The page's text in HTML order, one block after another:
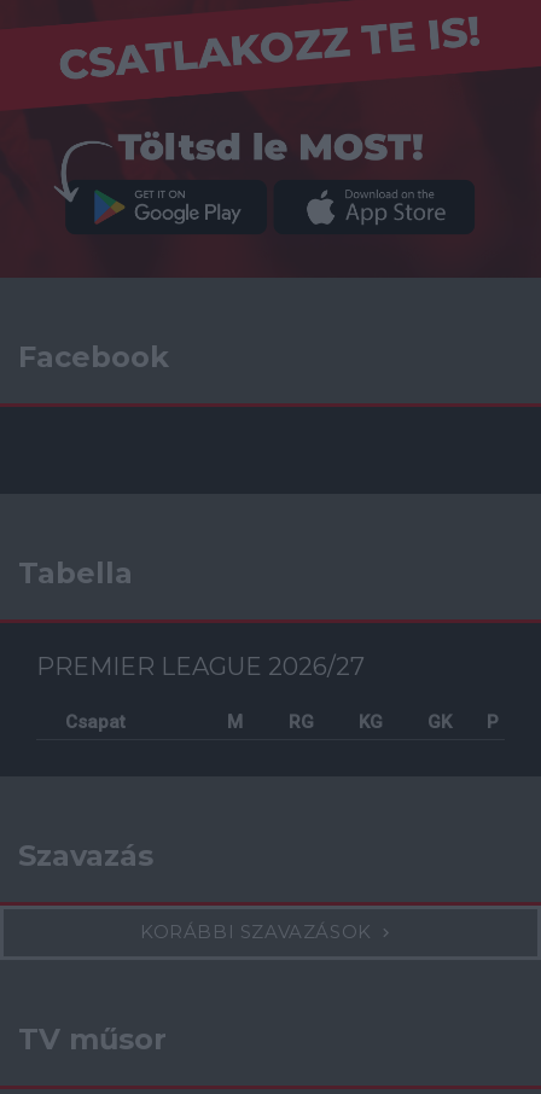
Facebook
Tabella
PREMIER LEAGUE 2026/27
Csapat M RG KG GK P
Szavazás
KORÁBBI SZAVAZÁSOK
TV műsor